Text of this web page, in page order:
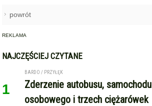
powrót
REKLAMA
NAJCZĘŚCIEJ CZYTANE
1
BARDO / PRZYŁĘK
Zderzenie autobusu, samochodu
osobowego i trzech ciężarówek